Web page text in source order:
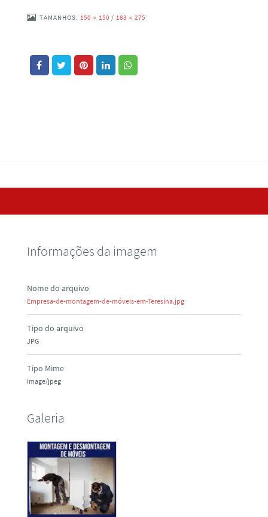
TAMANHOS: 150 × 150 / 183 × 275
Informações da imagem
Nome do arquivo
Empresa-de-montagem-de-móveis-em-Teresina.jpg
Tipo do arquivo
JPG
Tipo Mime
image/jpeg
Galeria